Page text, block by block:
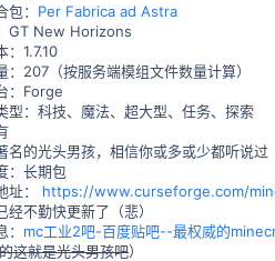
包： Per Fabrica ad Astra
GT New Horizons
：1.7.10
：207（按服务端模组文件数量计算）
：Forge
型：科技、魔法、超大型、任务、探索
名的光头男孩，相信你或多或少都听说过
：长期包
址： https://www.curseforge.com/
经不勤快更新了（悲）
mc工业2吧-百度贴吧--最权威的
这就是光头男孩吧）